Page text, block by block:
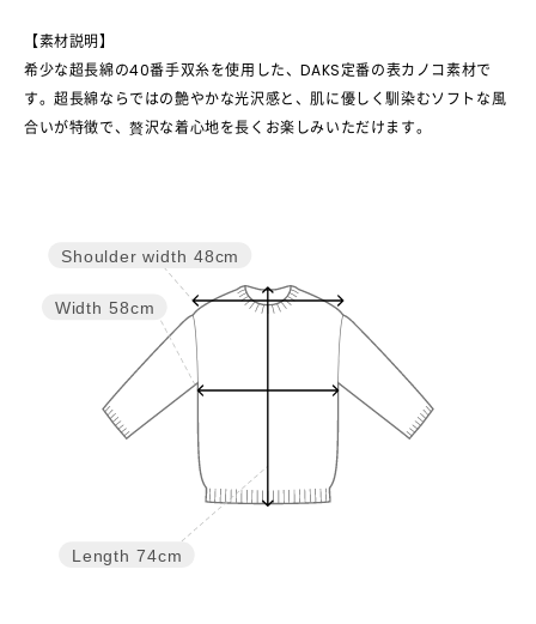
【素材説明】
希少な超長綿の40番手双糸を使用した、DAKS定番の表カノコ素材で
す。超長綿ならではの艶やかな光沢感と、肌に優しく馴染むソフトな風
合いが特徴で、贅沢な着心地を長くお楽しみいただけます。
Length 74cm
Width 58cm
Shoulder width 48cm